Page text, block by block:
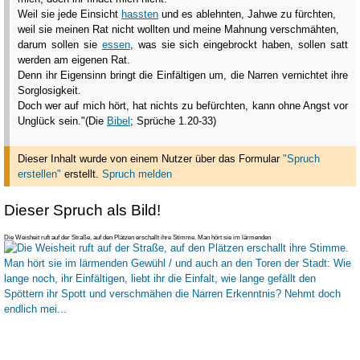
Weil sie jede Einsicht hassten und es ablehnten, Jahwe zu fürchten,
weil sie meinen Rat nicht wollten und meine Mahnung verschmähten,
darum sollen sie essen, was sie sich eingebrockt haben, sollen satt
werden am eigenen Rat.
Denn ihr Eigensinn bringt die Einfältigen um, die Narren vernichtet ihre
Sorglosigkeit.
Doch wer auf mich hört, hat nichts zu befürchten, kann ohne Angst vor
Unglück sein."(Die Bibel ; Sprüche 1.20-33)
Dieser Inhalt wurde von einem Nutzer über das Formular "Spruch
erstellen" erstellt. Spruch melden
Dieser Spruch als Bild!
Die Weisheit ruft auf der Straße, auf den Plätzen erschallt ihre Stimme. Man hört sie im lärmenden